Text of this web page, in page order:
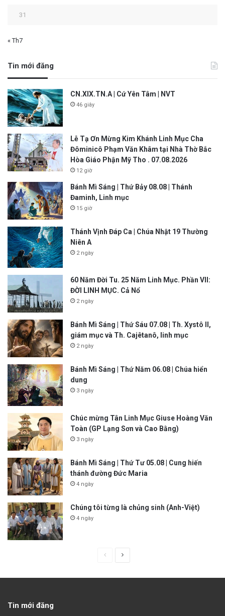
31
« Th7
Tin mới đăng
CN.XIX.TN.A | Cứ Yên Tâm | NVT
46 giây
Lễ Tạ Ơn Mừng Kim Khánh Linh Mục Cha
Đôminicô Phạm Văn Khâm tại Nhà Thờ Bắc
Hòa Giáo Phận Mỹ Tho . 07.08.2026
12 giờ
Bánh Mì Sáng | Thứ Bảy 08.08 | Thánh
Đaminh, Linh mục
15 giờ
Thánh Vịnh Đáp Ca | Chúa Nhật 19 Thường
Niên A
2 ngày
60 Năm Đời Tu. 25 Năm Linh Mục. Phần VII:
ĐỜI LINH MỤC. Cả Nổ
2 ngày
Bánh Mì Sáng | Thứ Sáu 07.08 | Th. Xystô II,
giám mục và Th. Cajêtanô, linh mục
2 ngày
Bánh Mì Sáng | Thứ Năm 06.08 | Chúa hiển
dung
3 ngày
Chúc mừng Tân Linh Mục Giuse Hoàng Văn
Toàn (GP Lạng Sơn và Cao Bằng)
3 ngày
Bánh Mì Sáng | Thứ Tư 05.08 | Cung hiến
thánh đường Đức Maria
4 ngày
Chúng tôi từng là chủng sinh (Anh-Việt)
4 ngày
Tin mới đăng